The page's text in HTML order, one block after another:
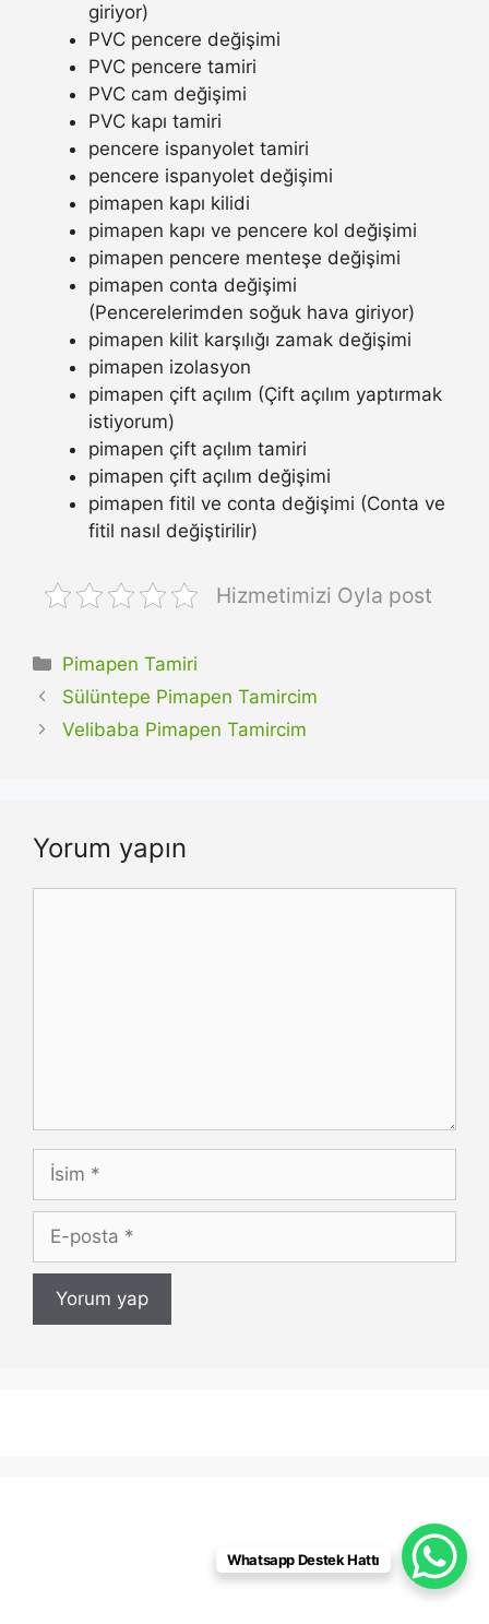
giriyor)
PVC pencere değişimi
PVC pencere tamiri
PVC cam değişimi
PVC kapı tamiri
pencere ispanyolet tamiri
pencere ispanyolet değişimi
pimapen kapı kilidi
pimapen kapı ve pencere kol değişimi
pimapen pencere menteşe değişimi
pimapen conta değişimi
(Pencerelerimden soğuk hava giriyor)
pimapen kilit karşılığı zamak değişimi
pimapen izolasyon
pimapen çift açılım (Çift açılım yaptırmak
istiyorum)
pimapen çift açılım tamiri
pimapen çift açılım değişimi
pimapen fitil ve conta değişimi (Conta ve
fitil nasıl değiştirilir)
Hizmetimizi Oyla post
Kategoriler
Pimapen Tamiri
Sülüntepe Pimapen Tamircim
Velibaba Pimapen Tamircim
Yorum yapın
İsim
posta
Whatsapp Destek Hattı